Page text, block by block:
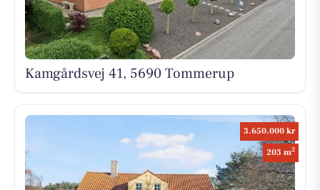
Kamgårdsvej 41, 5690 Tommerup
3.650.000 kr
203 m2